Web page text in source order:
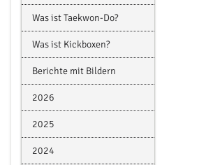
Was ist Taekwon-Do?
Was ist Kickboxen?
Berichte mit Bildern
2026
2025
2024